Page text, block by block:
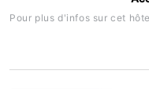
Pour plus d'infos sur cet